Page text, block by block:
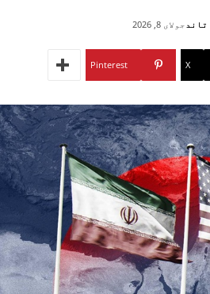
تاند جولای 8, 2026
X
Pinterest